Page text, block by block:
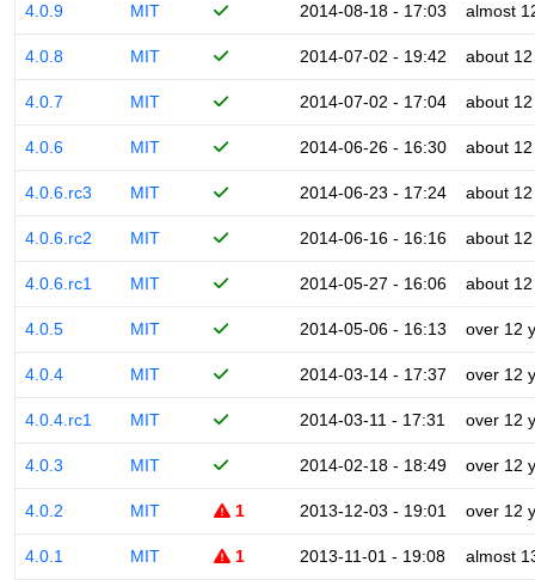
4.0.9 MIT 2014-08-18 - 17:03 almost
4.0.8 MIT 2014-07-02 - 19:42 about
4.0.7 MIT 2014-07-02 - 17:04 about
4.0.6 MIT 2014-06-26 - 16:30 about
4.0.6.rc3 MIT 2014-06-23 - 17:24 about
4.0.6.rc2 MIT 2014-06-16 - 16:16 about
4.0.6.rc1 MIT 2014-05-27 - 16:06 about
4.0.5 MIT 2014-05-06 - 16:13 over 12
4.0.4 MIT 2014-03-14 - 17:37 over 12
4.0.4.rc1 MIT 2014-03-11 - 17:31 over 12
4.0.3 MIT 2014-02-18 - 18:49 over 12
4.0.2 MIT 1 2013-12-03 - 19:01 over 12
4.0.1 MIT 1 2013-11-01 - 19:08 almost